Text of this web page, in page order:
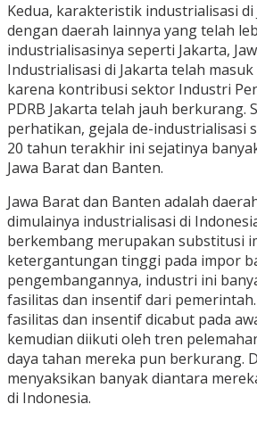
Kedua, karakteristik industrialisasi
dengan daerah lainnya yang telah
industrialisasinya seperti Jakarta,
Industrialisasi di Jakarta telah
karena kontribusi sektor Industri
PDRB Jakarta telah jauh berkurang.
perhatikan, gejala de-industrialisasi
20 tahun terakhir ini sejatinya
Jawa Barat dan Banten.
Jawa Barat dan Banten adalah
dimulainya industrialisasi di
berkembang merupakan substitusi
ketergantungan tinggi pada impor
pengembangannya, industri ini
fasilitas dan insentif dari
fasilitas dan insentif dicabut pada
kemudian diikuti oleh tren
daya tahan mereka pun berkurang.
menyaksikan banyak diantara
di Indonesia.